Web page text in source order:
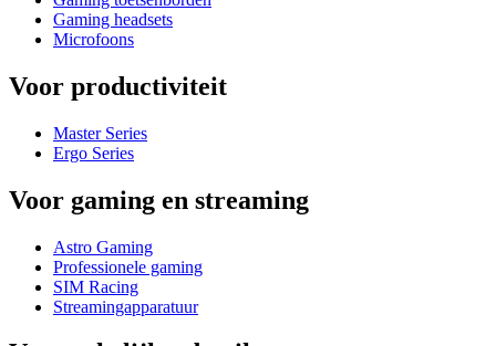
Gaming headsets
Microfoons
Voor productiviteit
Master Series
Ergo Series
Voor gaming en streaming
Astro Gaming
Professionele gaming
SIM Racing
Streamingapparatuur